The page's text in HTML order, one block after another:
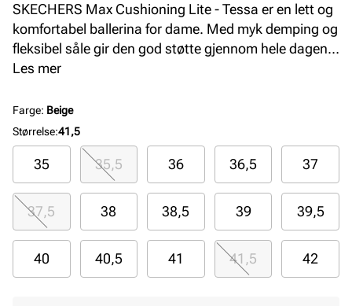
SKECHERS Max Cushioning Lite - Tessa er en lett og
komfortabel ballerina for dame. Med myk demping og
fleksibel såle gir den god støtte gjennom hele dagen.
Perfekt for deg som ønsker en sporty og stilren sko
Les mer
Farge: Beige
Størrelse:41,5
35 35,5 36 36,5 37
37,5 38 38,5 39 39,5
40 40,5 41 41,5 42